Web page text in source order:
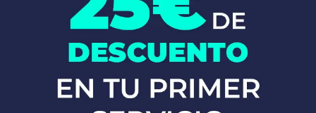
semana. A continuación, te mostramos algunos de nuestros
servicios más populares: